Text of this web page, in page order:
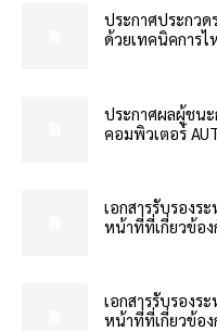
ประกาศประกวด
ด้วยเทคนิคการ
ประกาศผลผู้ชนะ
คอมพิวเตอร์
เอกสารรับรองร
หน้าที่ที่เกี่ยวข้อง
เอกสารรับรองร
หน้าที่ที่เกี่ยวข้อง